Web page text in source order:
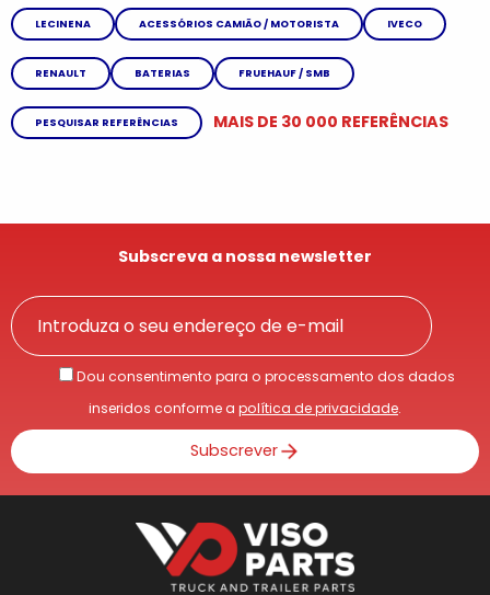
LECINENA ACESSÓRIOS CAMIÃO / MOTORISTA IVECO
RENAULT BATERIAS FRUEHAUF / SMB
PESQUISAR REFERÊNCIAS MAIS DE 30 000 REFERÊNCIAS
Subscreva a nossa newsletter
Dou consentimento para o processamento dos dados
inseridos conforme a política de privacidade.
Subscrever